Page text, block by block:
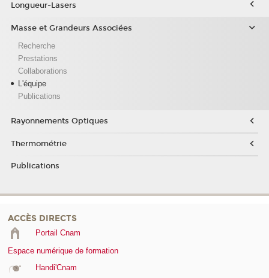
Longueur-Lasers
Masse et Grandeurs Associées
Recherche
Prestations
Collaborations
L'équipe
Publications
Rayonnements Optiques
Thermométrie
Publications
ACCÈS DIRECTS
Portail Cnam
Espace numérique de formation
Handi'Cnam